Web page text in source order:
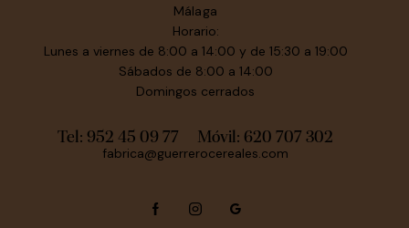
Málaga
Horario:
Lunes a viernes de 8:00 a 14:00 y de 15:30 a 19:00
Sábados de 8:00 a 14:00
Domingos cerrados
Tel: 952 45 09 77 Móvil: 620 707 302
fabrica@guerrerocereales.com